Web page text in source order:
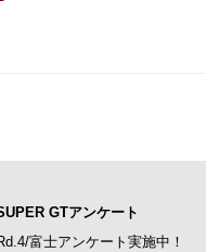
GTアンケート
富士アンケート実施中！